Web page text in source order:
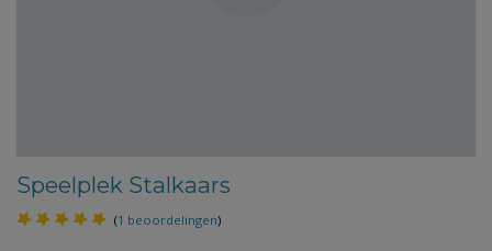
Speelplek Stalkaars
(1 beoordelingen)